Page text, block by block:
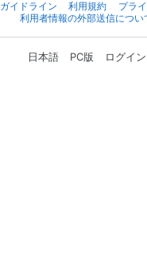
ガイドライン 利用規約
プラ
利用者情報の外部送信につい
日本語 PC版 ログイン